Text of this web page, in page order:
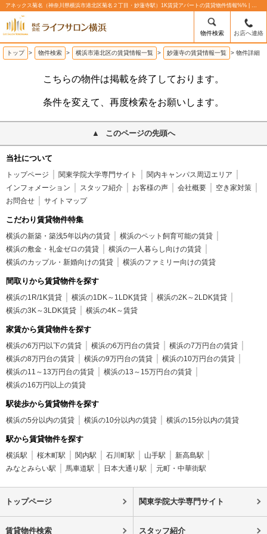
アネックス菊名（神奈川県横浜市港北区菊名２丁目・妙蓮寺駅）1K賃貸アパートの賃貸物件情報%% | 株式会社ライフサロン横浜
物件検索 お店へ連絡
トップ > 物件検索 > 横浜市港北区の賃貸情報一覧 > 妙蓮寺の賃貸情報一覧 > 物件詳細
こちらの物件は掲載を終了しております。
条件を変えて、再度検索をお願いします。
このページの先頭へ
当社について
トップページ 関東学院大学専門サイト
関内キャンパス周辺エリア
インフォメーション
スタッフ紹介 お客様の声 会社概要
空き家対策
お問合せ
サイトマップ
こだわり賃貸物件特集
横浜の新築・築浅5年以内の賃貸
横浜のペット飼育可能の賃貸
横浜の敷金・礼金ゼロの賃貸
横浜の一人暮らし向けの賃貸
横浜のカップル・新婚向けの賃貸
横浜のファミリー向けの賃貸
間取りから賃貸物件を探す
横浜の1R/1K賃貸 横浜の1DK～1LDK賃貸
横浜の2K～2LDK賃貸
横浜の3K～3LDK賃貸
横浜の4K～賃貸
家賃から賃貸物件を探す
横浜の6万円以下の賃貸 横浜の6万円台の賃貸
横浜の7万円台の賃貸
横浜の8万円台の賃貸
横浜の9万円台の賃貸
横浜の10万円台の賃貸
横浜の11～13万円台の賃貸
横浜の13～15万円台の賃貸
横浜の16万円以上の賃貸
駅徒歩から賃貸物件を探す
横浜の5分以内の賃貸 横浜の10分以内の賃貸 横浜の15分以内の賃貸
駅から賃貸物件を探す
横浜駅 桜木町駅 関内駅 石川町駅 山手駅
新高島駅
みなとみらい駅
馬車道駅 日本大通り駅 元町・中華街駅
トップページ 関東学院大学専門サイト
賃貸物件検索 スタッフ紹介